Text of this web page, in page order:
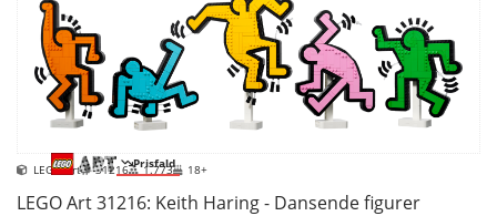
BLOG
LEGO FAVORITTER
Prisfald
LEGO Art 31216 1.773 18+
LEGO Art 31216: Keith Haring - Dansende figurer